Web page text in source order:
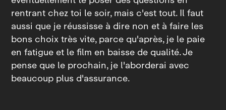
rentrant chez toi le soir, mais c'est tout. Il faut
aussi que je réussisse à dire non et à faire les
bons choix très vite, parce qu'après, je le paie
en fatigue et le film en baisse de qualité. Je
pense que le prochain, je l'aborderai avec
beaucoup plus d'assurance.